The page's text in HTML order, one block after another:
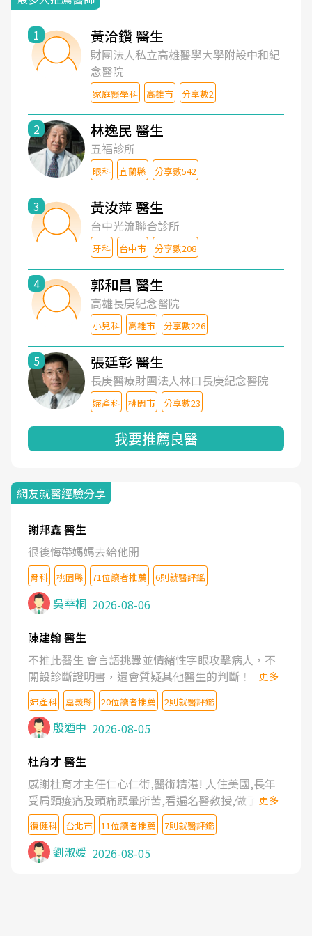
1 黃洽鑽 醫生
財團法人私立高雄醫學大學附設中和紀
念醫院
家庭醫學科 高雄市 分享數2
2 林逸民 醫生
五福診所
眼科 宜蘭縣 分享數542
3 黃汝萍 醫生
台中光流聯合診所
牙科 台中市 分享數208
4 郭和昌 醫生
高雄長庚紀念醫院
小兒科 高雄市 分享數226
5 張廷彰 醫生
長庚醫療財團法人林口長庚紀念醫院
婦產科 桃園市 分享數23
我要推薦良醫
網友就醫經驗分享
謝邦鑫 醫生
很後悔帶媽媽去給他開
骨科 桃園縣 71位讀者推薦 6則就醫評鑑
吳華桐 2026-08-06
陳建翰 醫生
不推此醫生 會言語挑釁並情緒性字眼攻擊病人，不
開設診斷證明書，還會質疑其他醫生的判斷！
更多
婦產科 嘉義縣 20位讀者推薦 2則就醫評鑑
殷迺中 2026-08-05
杜育才 醫生
感謝杜育才主任仁心仁術,醫術精湛! 人住美國,長年
受肩頸痠痛及頭痛頭暈所苦,看遍名醫教授,做了各種
檢查,也嘗試過西醫打針,中醫針灸及物理徒手治療都
沒有用,後來連吃到嗎啡類止痛藥都效果有限,只是壓
症狀,沒多久就痛起來,多年失眠嚴重影響生活品質.
台灣親友介紹忠孝醫院杜育才主任是頸頭症候群專
更多
復健科 台北市 11位讀者推薦 7則就醫評鑑
劉淑媛 2026-08-05